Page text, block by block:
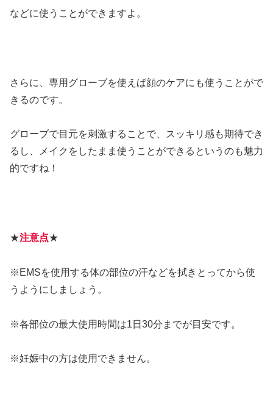
などに使うことができますよ。
さらに、専用グローブを使えば顔のケアにも使うことがで
きるのです。
グローブで目元を刺激することで、スッキリ感も期待でき
るし、メイクをしたまま使うことができるというのも魅力
的ですね！
★注意点★
※EMSを使用する体の部位の汗などを拭きとってから使
うようにしましょう。
※各部位の最大使用時間は1日30分までが目安です。
※妊娠中の方は使用できません。